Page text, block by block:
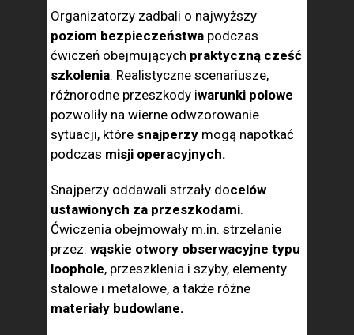
Organizatorzy zadbali o najwyższy
poziom bezpieczeństwa podczas
ćwiczeń obejmujących praktyczną cześć
szkolenia. Realistyczne scenariusze,
różnorodne przeszkody iwarunki polowe
pozwoliły na wierne odwzorowanie
sytuacji, które snajperzy mogą napotkać
podczas misji operacyjnych.
Snajperzy oddawali strzały docelów
ustawionych za przeszkodami.
Ćwiczenia obejmowały m.in. strzelanie
przez: wąskie otwory obserwacyjne typu
loophole, przeszklenia i szyby, elementy
stalowe i metalowe, a także różne
materiały budowlane.